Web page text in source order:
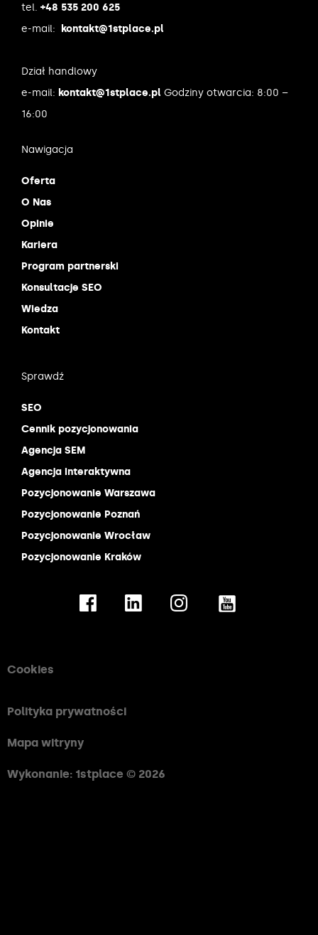
tel. +48 535 200 625
e-mail:
kontakt@1stplace.pl
Dział handlowy
e-mail: kontakt@1stplace.pl Godziny otwarcia: 8:00 –
16:00
Nawigacja
Oferta
O Nas
Opinie
Kariera
Program partnerski
Konsultacje SEO
Wiedza
Kontakt
Sprawdź
SEO
Cennik pozycjonowania
Agencja SEM
Agencja interaktywna
Pozycjonowanie Warszawa
Pozycjonowanie Poznań
Pozycjonowanie Wrocław
Pozycjonowanie Kraków
Cookies
Polityka prywatności
Mapa witryny
Wykonanie: 1stplace © 2026